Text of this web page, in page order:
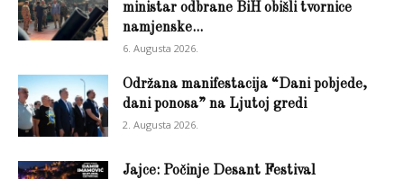
ministar odbrane BiH obišli tvornice
namjenske...
6. Augusta 2026.
Održana manifestacija “Dani pobjede,
dani ponosa” na Ljutoj gredi
2. Augusta 2026.
Jajce: Počinje Desant Festival